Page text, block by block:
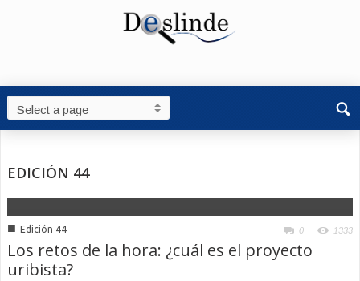
EDICIÓN 44
■ Edición 44 0 1333
Los retos de la hora: ¿cuál es el proyecto
uribista?